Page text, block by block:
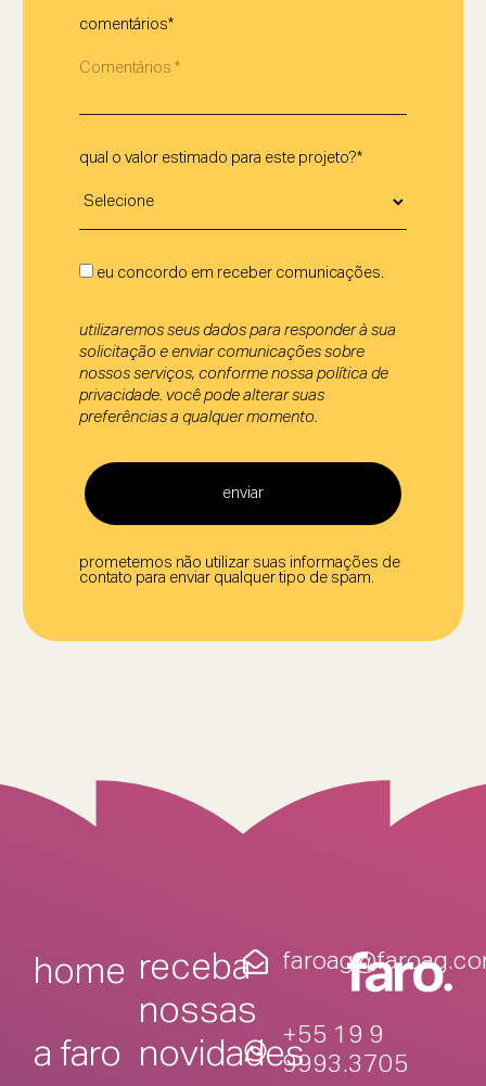
comentários*
qual o valor estimado para este projeto?*
eu concordo em receber comunicações.
utilizaremos seus dados para responder à sua
solicitação e enviar comunicações sobre
nossos serviços, conforme nossa política de
privacidade. você pode alterar suas
preferências a qualquer momento.
enviar
prometemos não utilizar suas informações de
contato para enviar qualquer tipo de spam.
home
a faro
receba
nossas
novidades
+55 19 9
9993.3705